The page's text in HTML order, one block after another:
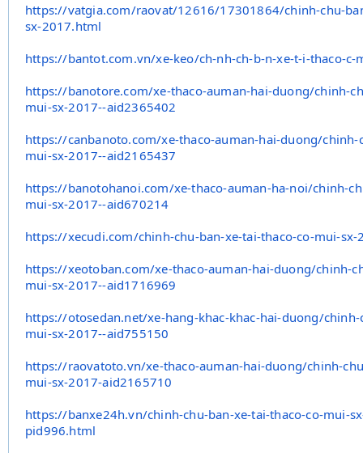
https://vatgia.com/raovat/12616/17301864/chinh-chu-
sx-2017.html
https://bantot.com.vn/xe-keo/ch-nh-ch-b-n-xe-t-i-thaco-c-
https://banotore.com/xe-thaco-auman-hai-duong/chinh-
mui-sx-2017--aid2365402
https://canbanoto.com/xe-thaco-auman-hai-duong/chinh-
mui-sx-2017--aid2165437
https://banotohanoi.com/xe-thaco-auman-ha-noi/chinh-
mui-sx-2017--aid670214
https://xecudi.com/chinh-chu-ban-xe-tai-thaco-co-mui-sx-
https://xeotoban.com/xe-thaco-auman-hai-duong/chinh-
mui-sx-2017--aid1716969
https://otosedan.net/xe-hang-khac-khac-hai-duong/chinh-
mui-sx-2017--aid755150
https://raovatoto.vn/xe-thaco-auman-hai-duong/chinh-
mui-sx-2017-aid2165710
https://banxe24h.vn/chinh-chu-ban-xe-tai-thaco-co-mui-
pid996.html